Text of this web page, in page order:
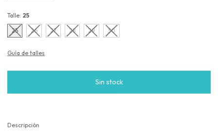
Talle: 25
25 26 27 28 29 30
Guía de talles
Descripción